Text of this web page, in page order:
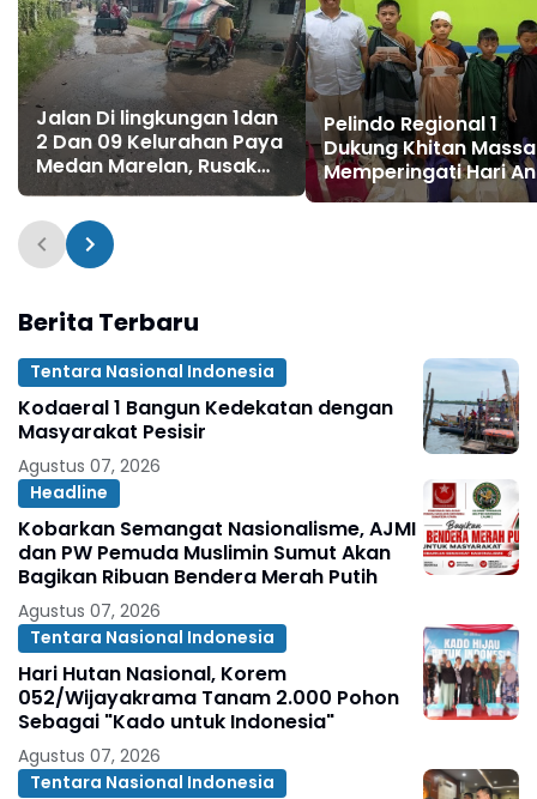
Jalan Di lingkungan 1dan
2 Dan 09 Kelurahan Paya
Medan Marelan, Rusak
Parah, Tanpa Ada
Perbaikan dari Dinas
SDABMBK Kota Medan
Pelindo Regional 1
Dukung Khitan
Memperingati Hari
Nasional
Berita Terbaru
Tentara Nasional Indonesia
Kodaeral 1 Bangun Kedekatan dengan
Masyarakat Pesisir ‎
Agustus 07, 2026
Headline
Kobarkan Semangat Nasionalisme, AJMI
dan PW Pemuda Muslimin Sumut Akan
Bagikan Ribuan Bendera Merah Putih
Agustus 07, 2026
Tentara Nasional Indonesia
Hari Hutan Nasional, Korem
052/Wijayakrama Tanam 2.000 Pohon
Sebagai "Kado untuk Indonesia"
Agustus 07, 2026
Tentara Nasional Indonesia